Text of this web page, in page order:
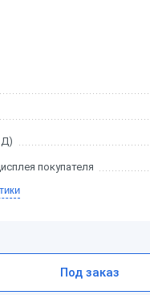
Д)
покупателя
Под заказ